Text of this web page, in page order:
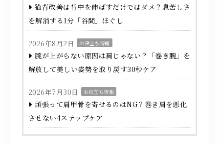
猫背改善は背中を伸ばすだけではダメ？息苦しさ
を解消する1分「谷間」ほぐし
2026年8月2日 お役立ち情報
腕が上がらない原因は肩じゃない？「巻き腕」を
解放して美しい姿勢を取り戻す30秒ケア
2026年7月30日 お役立ち情報
頑張って肩甲骨を寄せるのはNG？巻き肩を悪化
させない4ステップケア